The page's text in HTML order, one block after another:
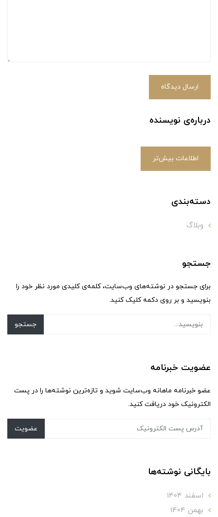
ارسال دیدگاه
درباره‌ی نویسنده
اطلاعات بیش‌تر
دسته‌بندی
وبلاگ
جستجو
برای جستجو در نوشته‌های وب‌سایت، کلمه‌ی کلیدی مورد نظر خود را
بنویسید و بر روی دکمه کلیک کنید.
جستجو
عضویت خبرنامه
عضو خبرنامه ماهانه وب‌سایت شوید و تازه‌ترین نوشته‌ها را در پست
الکترونیک خود دریافت کنید.
عضویت
بایگانی نوشته‌ها
اسفند 1404
بهمن 1404